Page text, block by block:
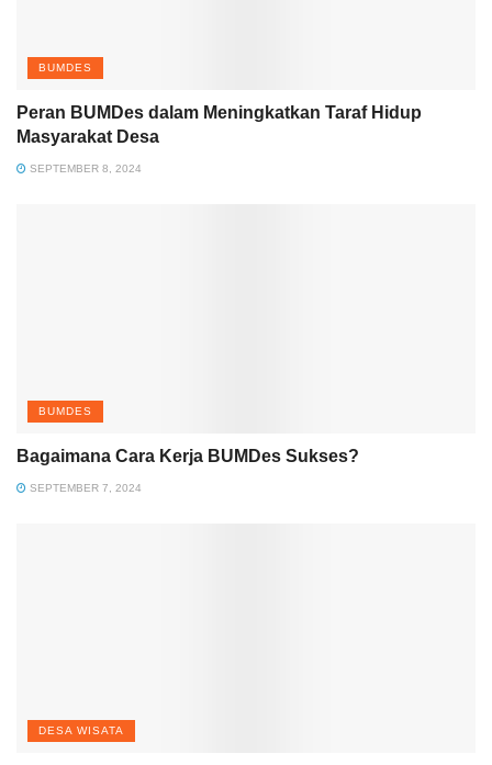
BUMDES
Peran BUMDes dalam Meningkatkan Taraf Hidup
Masyarakat Desa
SEPTEMBER 8, 2024
BUMDES
Bagaimana Cara Kerja BUMDes Sukses?
SEPTEMBER 7, 2024
DESA WISATA